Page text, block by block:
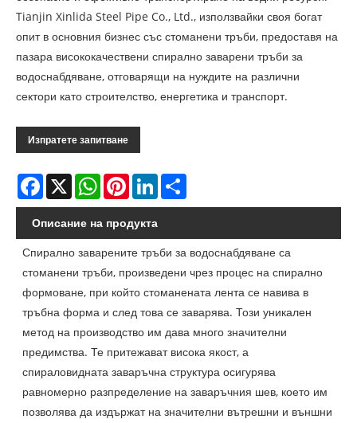
Tianjin Xinlida Steel Pipe Co., Ltd., използвайки своя богат
опит в основния бизнес със стоманени тръби, предоставя на
пазара висококачествени спирално заварени тръби за
водоснабдяване, отговарящи на нуждите на различни
сектори като строителство, енергетика и транспорт.
Изпратете запитване
Facebook
X WhatsAppPinterestLinkedIn
Описание на продукта
Спирално заварените тръби за водоснабдяване са
стоманени тръби, произведени чрез процес на спирално
формоване, при който стоманената лента се навива в
тръбна форма и след това се заварява. Този уникален
метод на производство им дава много значителни
предимства. Те притежават висока якост, а
спираловидната заваръчна структура осигурява
равномерно разпределение на заваръчния шев, което им
позволява да издържат на значителни вътрешни и външни